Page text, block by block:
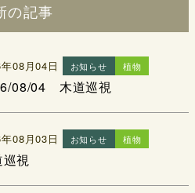
の記事
08月04日 お知らせ 植物
08/04 木道巡視
08月03日 お知らせ 植物
視